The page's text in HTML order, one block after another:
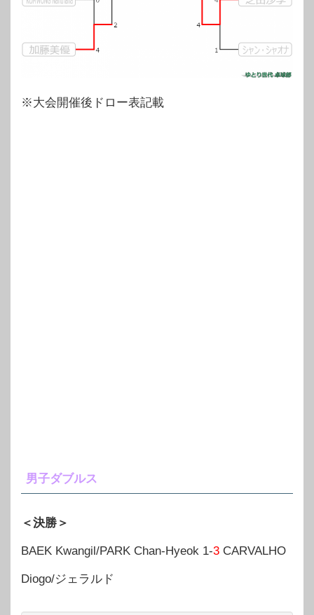
※大会開催後ドロー表記載
男子ダブルス
＜決勝＞
BAEK Kwangil/PARK Chan-Hyeok 1-3 CARVALHO
Diogo/ジェラルド